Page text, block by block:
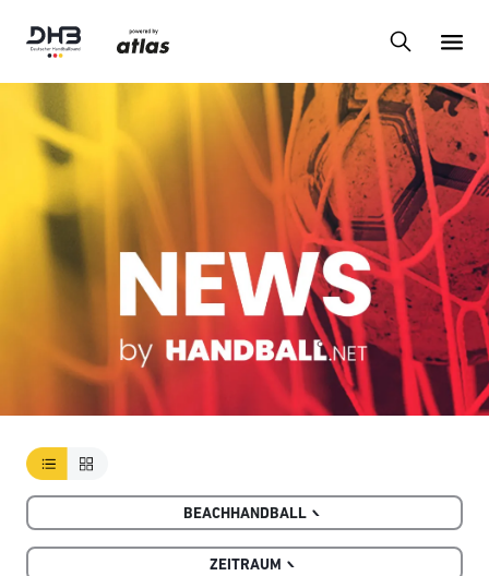
BEACHHANDBALL
ZEITRAUM